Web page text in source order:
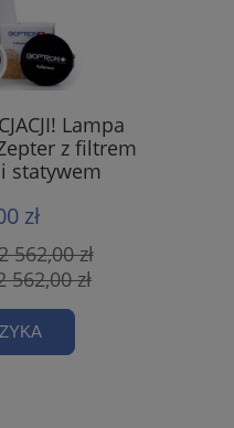
Lampa
z filtrem
statywem
zł
562,00 zł
562,00 zł